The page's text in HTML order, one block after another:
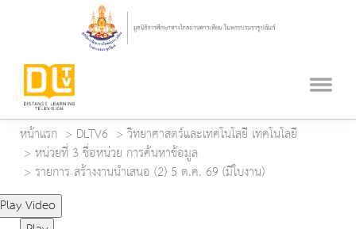
หน้าแรก DLTV6
วิทยาศาสตร์และเทคโนโลยี เทคโนโลยี
หน่วยที่ 3 ชื่อหน่วย การค้นหาข้อมูล
รายการ สร้างงานนำเสนอ (2) 5 ต.ค. 69 (มีใบงาน)
Play Video